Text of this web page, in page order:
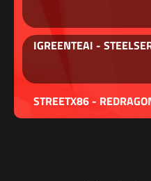
IGREENTEAI -
STREETX86 -